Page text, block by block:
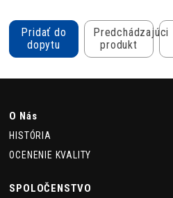
Pridať do
dopytu
Predchádzajúci
produkt
O Nás
HISTÓRIA
OCENENIE KVALITY
SPOLOČENSTVO